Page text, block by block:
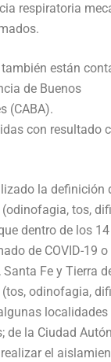
respiratoria
están
de Buenos
(CABA).
con resultado
la
tos,
dentro de los
de COVID-19
Fe y Tierra
odinofagia,
de la Ciudad
el